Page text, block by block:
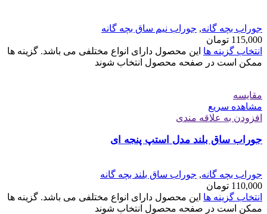
جوراب بچه گانه, جوراب نیم ساق بچه گانه
115,000 تومان
انتخاب گزینه ها این محصول دارای انواع مختلفی می باشد. گزینه ها
ممکن است در صفحه محصول انتخاب شوند
مقایسه
مشاهده سریع
افزودن به علاقه مندی
جوراب ساق بلند مدل استپ پنجه ای
جوراب بچه گانه, جوراب ساق بلند بچه گانه
110,000 تومان
انتخاب گزینه ها این محصول دارای انواع مختلفی می باشد. گزینه ها
ممکن است در صفحه محصول انتخاب شوند